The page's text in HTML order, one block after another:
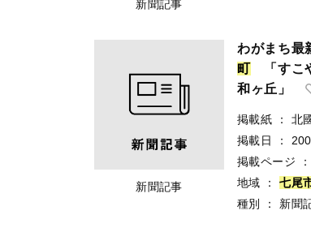
新聞記事
新聞記事
わがまち
町「すこ
和ヶ丘」
掲載紙 ：
北
掲載日
：
掲載ページ
：
地域
： 七尾
種別
： 新聞